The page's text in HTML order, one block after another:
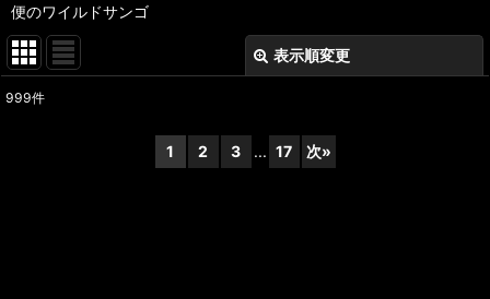
便のワイルドサンゴ
表示順変更
999件
1 2 3 ... 17 次»